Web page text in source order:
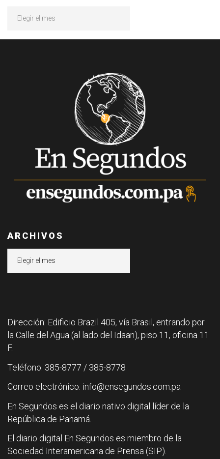
ARCHIVOS
Dirección: Edificio Brazil 405, vía Brasil, entrando por
la Calle del Agua (al lado del Idaan), piso 11, oficina 11
F.
Teléfono: 385-8777 / 385-8778
Correo electrónico: info@ensegundos.com.pa
En Segundos es el diario nativo digital líder de la
República de Panamá.
El diario digital En Segundos es miembro de la
Sociedad Interamericana de Prensa (SIP).